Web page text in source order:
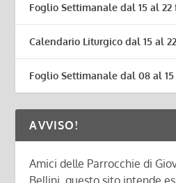
Foglio Settimanale dal 15 al 22
Calendario Liturgico dal 15 al
Foglio Settimanale dal 08 al
AVVISO!
Amici delle Parrocchie di
Bellini, questo sito intende